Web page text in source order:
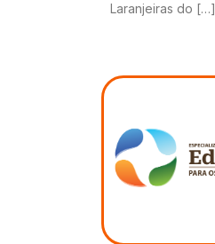
Laranjeiras do […]